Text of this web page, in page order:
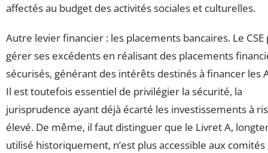
affectés au budget des activités sociales et culturelles.
Autre levier financier : les placements bancaires. Le CSE
gérer ses excédents en réalisant des placements
sécurisés, générant des intérêts destinés à financer les
Il est toutefois essentiel de privilégier la sécurité, la
jurisprudence ayant déjà écarté les investissements à
élevé. De même, il faut distinguer que le Livret A,
utilisé historiquement, n’est plus accessible aux comités